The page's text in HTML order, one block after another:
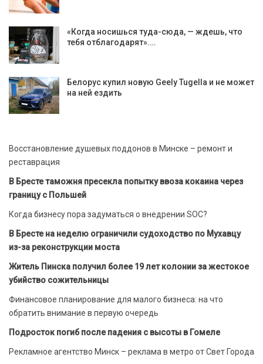
«Когда носишься туда-сюда, — ждешь, что
тебя отблагодарят».…
Белорус купил новую Geely Tugella и не может
на ней ездить
Восстановление душевых поддонов в Минске – ремонт и
реставрация
В Бресте таможня пресекла попытку ввоза кокаина через
границу с Польшей
Когда бизнесу пора задуматься о внедрении SOC?
В Бресте на неделю ограничили судоходство по Мухавцу
из-за реконструкции моста
Житель Пинска получил более 19 лет колонии за жестокое
убийство сожительницы
Финансовое планирование для малого бизнеса: на что
обратить внимание в первую очередь
Подросток погиб после падения с высоты в Гомеле
Рекламное агентство Минск – реклама в метро от Свет Города